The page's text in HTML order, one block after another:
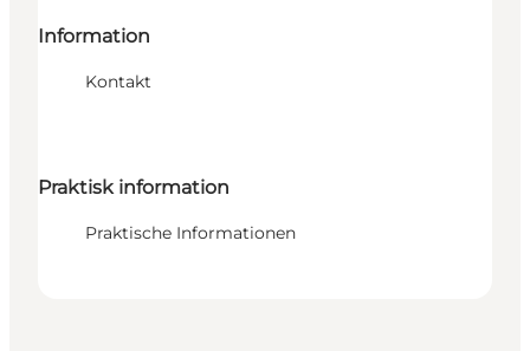
Information
Kontakt
Praktisk information
Praktische Informationen